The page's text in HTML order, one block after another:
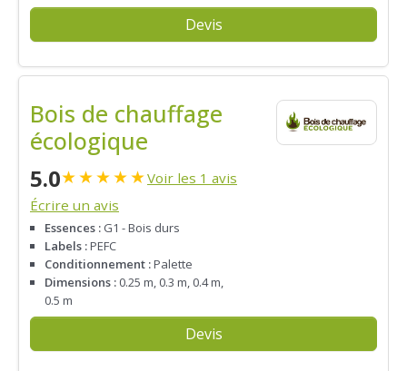
Devis
Bois de chauffage
écologique
5.0★★★★★Voir les 1 avis
Écrire un avis
Essences : G1 - Bois durs
Labels :PEFC
Conditionnement :Palette
Dimensions : 0.25 m, 0.3 m, 0.4 m,
0.5 m
Devis